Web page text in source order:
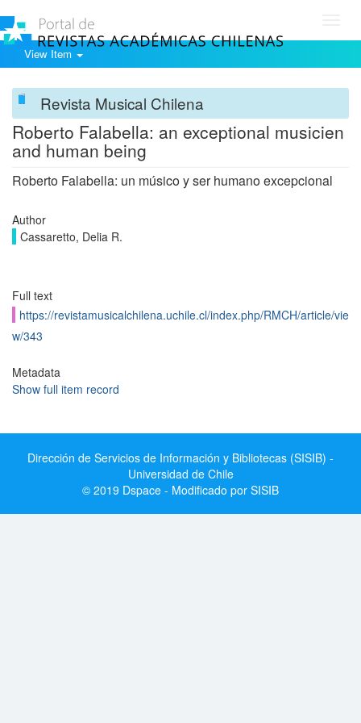
View Item
Revista Musical Chilena
Roberto Falabella: an exceptional musicien
and human being
Roberto Falabella: un músico y ser humano excepcional
Author
Cassaretto, Delia R.
Full text
https://revistamusicalchilena.uchile.cl/index.php/RMCH/article/vie
w/343
Metadata
Show full item record
Dirección de Servicios de Información y Bibliotecas (SISIB) -
Universidad de Chile
© 2019 Dspace - Modificado por SISIB